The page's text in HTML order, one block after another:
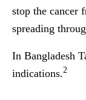
stop the cancer
spreading
In Bangladesh
indications.2